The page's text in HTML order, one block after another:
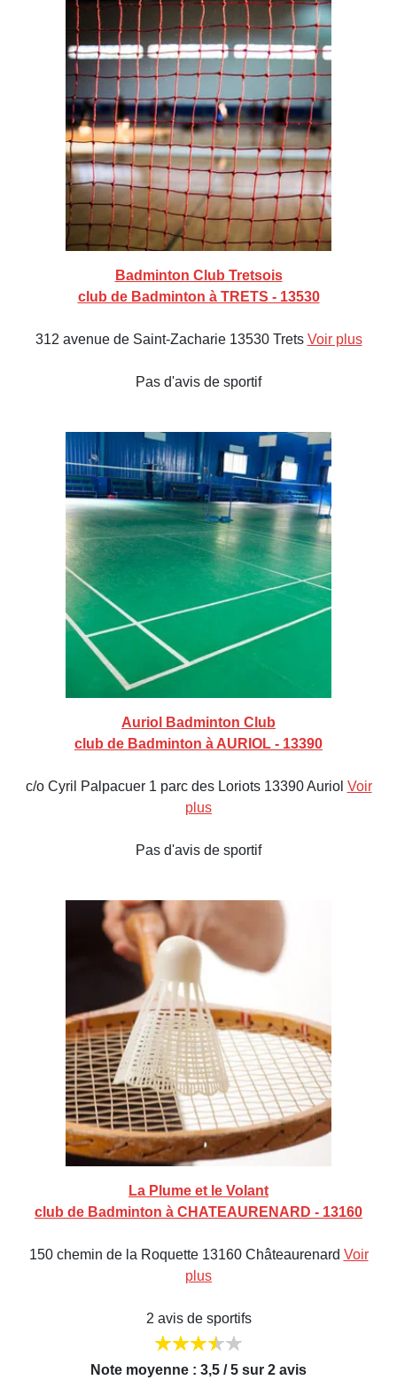
Badminton Club Tretsois
club de Badminton à TRETS - 13530
312 avenue de Saint-Zacharie 13530 Trets Voir plus
Pas d'avis de sportif
Auriol Badminton Club
club de Badminton à AURIOL - 13390
c/o Cyril Palpacuer 1 parc des Loriots 13390 Auriol Voir
plus
Pas d'avis de sportif
La Plume et le Volant
club de Badminton à CHATEAURENARD - 13160
150 chemin de la Roquette 13160 Châteaurenard Voir
plus
2 avis de sportifs
Note moyenne : 3,5 / 5 sur 2 avis